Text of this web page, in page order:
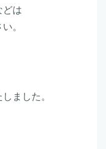
どは
。
ました。